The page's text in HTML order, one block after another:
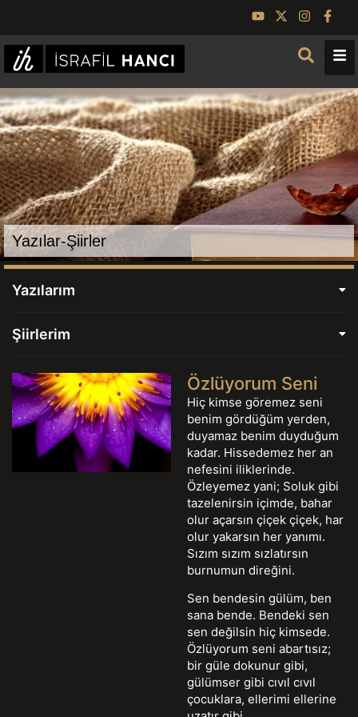
Yazılar-Şiirler
Yazılarım
Şiirlerim
Özlüyorum Seni
Hiç kimse göremez seni
benim gördüğüm yerden,
duyamaz benim duyduğum
kadar. Hissedemez her an
nefesini iliklerinde.
Özleyemez yani; Soluk gibi
tazelenirsin içimde, bahar
olur açarsın çiçek çiçek, har
olur yakarsın her yanımı.
Sızım sızım sızlatırsın
burnumun direğini.
Sen bendesin gülüm, ben
sana bende. Bendeki sen
sen değilsin hiç kimsede.
Özlüyorum seni abartısız;
bir güle dokunur gibi,
gülümser gibi cıvıl cıvıl
çocuklara, ellerimi ellerine